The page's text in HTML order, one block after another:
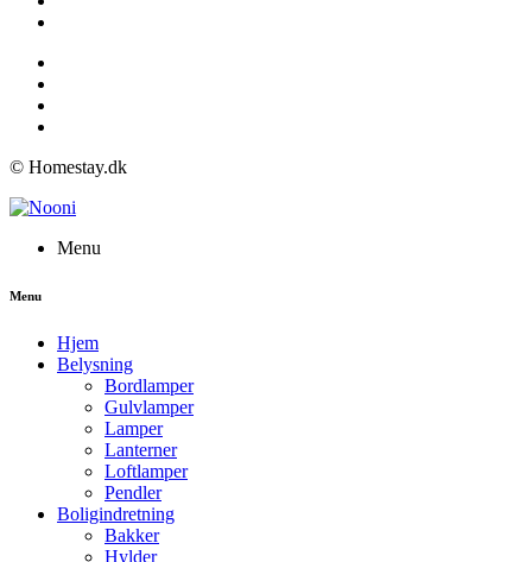
© Homestay.dk
Menu
Menu
Hjem
Belysning
Bordlamper
Gulvlamper
Lamper
Lanterner
Loftlamper
Pendler
Boligindretning
Bakker
Hylder